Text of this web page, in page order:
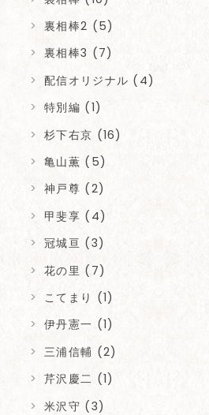
裏相棒2 (5)
裏相棒3 (7)
配信オリジナル (4)
特別編 (1)
杉下右京 (16)
亀山薫 (5)
神戸尊 (2)
甲斐享 (4)
冠城亘 (3)
花の里 (7)
こてまり (1)
伊丹憲一 (1)
三浦信輔 (2)
芹沢慶二 (1)
米沢守 (3)